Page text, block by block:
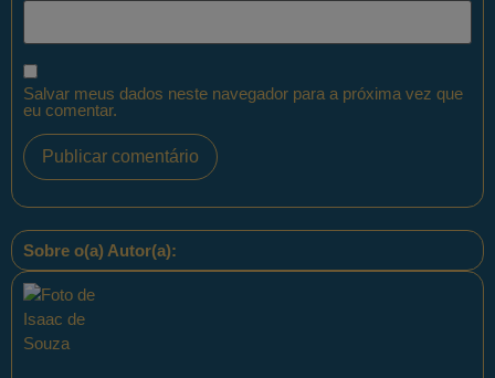
Salvar meus dados neste navegador para a próxima vez que
eu comentar.
Sobre o(a) Autor(a):